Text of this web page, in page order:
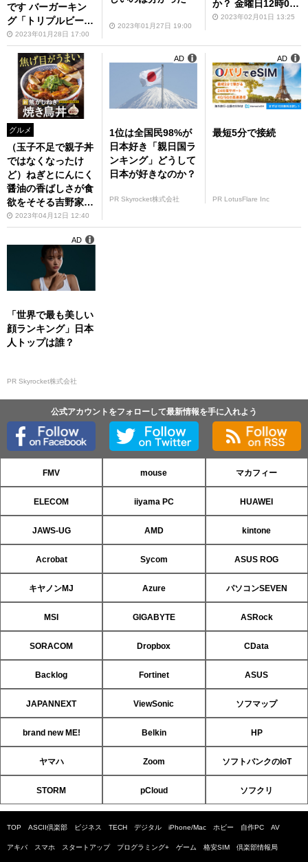
です バーガーキン
グ「トリプルビー
フ・ゲレンデ」
2023年01月28日 17:00
2023年01月27日 19:00
か？ 金曜日12時00
分～「アスキーグル
2023年02月01日 13:25
グルメ
（玉子不足で親子丼
ではなくなったけ
ど）ねぎとにんにく
醤油の香ばしさが食
欲をそそる吉野家
「焦がしねぎ焼き鳥
丼」
2023年04月12日 12:40
1位は全国民98%が
日本好き「親日国ラ
ンキング」どうして
日本が好きなのか？
PR Skyrocket株式会社
AD
最短5分で接続
PR LotusFlare Inc
AD
「世界で最も美しい
顔ランキング」日本
人トップは誰？
PR Skyrocket株式会社
AD
公式アカウントをフォローして最新情報を手に入れよう
FMV mouse マカフィー
ELECOM iiyama PC HUAWEI
JAWS-UG AMD kintone
Acrobat Sycom ASUS ROG
キヤノンMJ Azure パソコンSEVEN
MSI GIGABYTE ASRock
SORACOM Dropbox CData
Backlog Fortinet ASUS
JAPANNEXT ViewSonic ソフマップ
brand new ME! Belkin HP
ヤマハ Zoom ソフトバンクのIoT
STORM pCloud ソフクリ
TOP ASCII倶楽部 ビジネス TECH デジタル iPhone/Mac ホビー 自作PC AV
アキバ スマホ スタートアップ プログラミング+ ゲーム 格安SIM 倶楽部情報局